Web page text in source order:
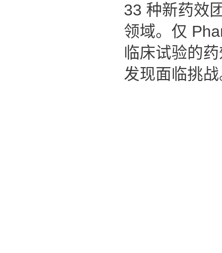
33 种新药效
领域。仅
临床试验的
发现面临挑